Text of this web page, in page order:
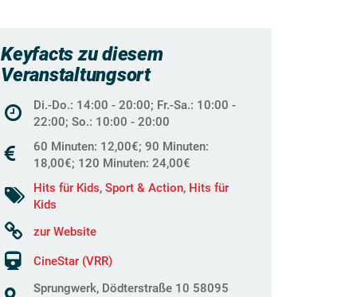
Keyfacts zu diesem
Veranstaltungsort
Di.-Do.: 14:00 - 20:00; Fr.-Sa.: 10:00 -
22:00; So.: 10:00 - 20:00
60 Minuten: 12,00€; 90 Minuten:
18,00€; 120 Minuten: 24,00€
Hits für Kids, Sport & Action, Hits für
Kids
zur Website
CineStar (VRR)
Sprungwerk, Dödterstraße 10 58095